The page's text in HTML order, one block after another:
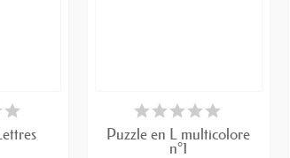
DERNIERS ARTICLES EN STOCK
Puzzle en L multicolore
n°1